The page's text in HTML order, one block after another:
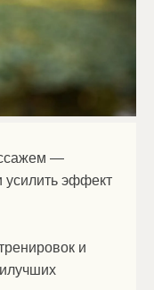
—
эффект
и